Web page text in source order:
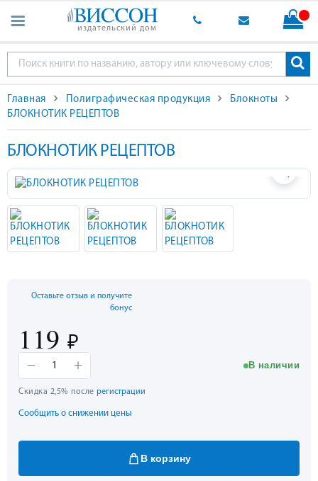
издательский дом
Главная Полиграфическая продукция
Блокноты
БЛОКНОТИК РЕЦЕПТОВ
БЛОКНОТИК РЕЦЕПТОВ
Оставьте отзыв и получите
бонус
119 ₽
− 1 + В наличии
Скидка 2,5% после регистрации
Сообщить о снижении цены
В корзину